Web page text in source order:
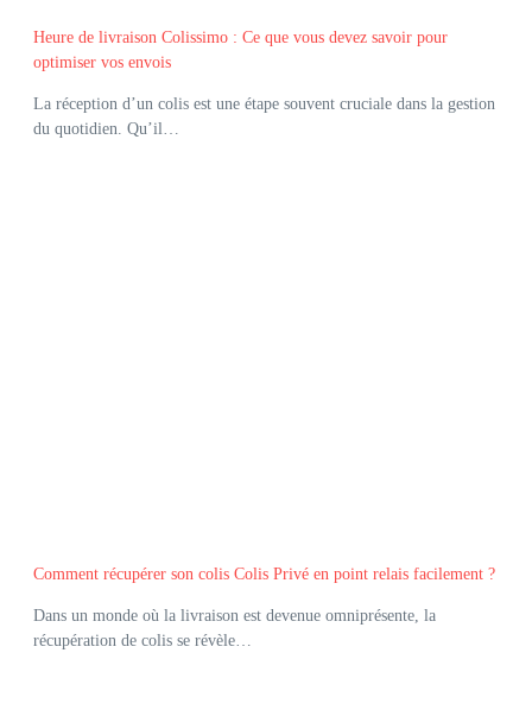
Heure de livraison Colissimo : Ce que vous devez savoir pour
optimiser vos envois
La réception d’un colis est une étape souvent cruciale dans la gestion
du quotidien. Qu’il…
Comment récupérer son colis Colis Privé en point relais facilement ?
Dans un monde où la livraison est devenue omniprésente, la
récupération de colis se révèle…